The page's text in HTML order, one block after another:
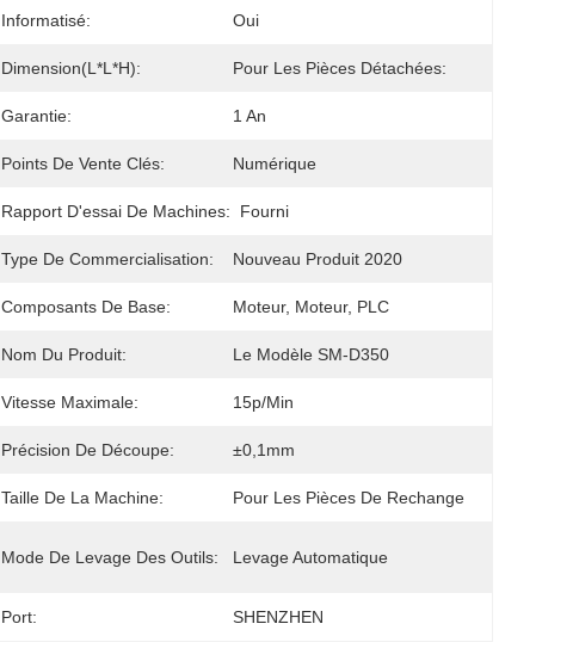
Informatisé: Oui
Dimension(L*L*H): Pour Les Pièces Détachées:
Garantie: 1 An
Points De Vente Clés: Numérique
Rapport D'essai De Machines: Fourni
Type De Commercialisation: Nouveau Produit 2020
Composants De Base: Moteur, Moteur, PLC
Nom Du Produit: Le Modèle SM-D350
Vitesse Maximale: 15p/min
Précision De Découpe: ±0,1mm
Taille De La Machine: Pour Les Pièces De Rechange
Mode De Levage Des Outils: Levage Automatique
Port: SHENZHEN